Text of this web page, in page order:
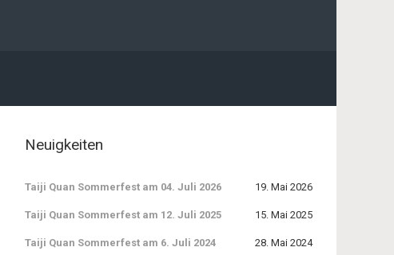
Neuigkeiten
Taiji Quan Sommerfest am 04. Juli 2026 19. Mai 2026
Taiji Quan Sommerfest am 12. Juli 2025 15. Mai 2025
Taiji Quan Sommerfest am 6. Juli 2024 28. Mai 2024